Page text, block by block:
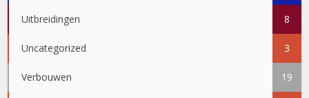
Uitbreidingen 8
Uncategorized 3
Verbouwen 19